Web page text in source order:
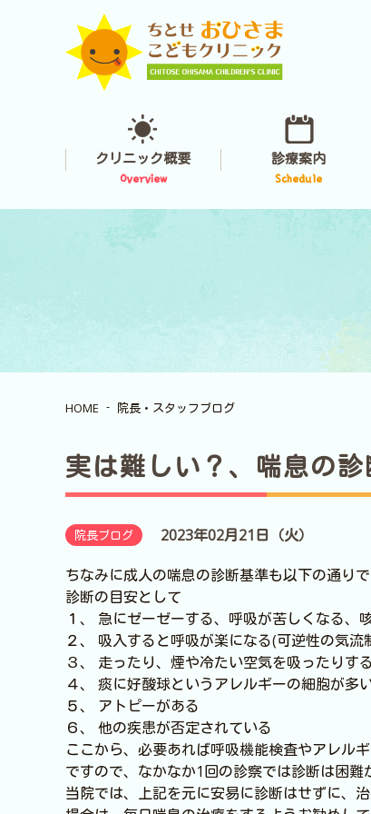
クリニック概要
Overview
診療案内
Schedule
HOME 院長・スタッフブログ
実は難しい？、喘息の
院長ブログ
2023年02月21日（火）
ちなみに成人の喘息の診断基準も以下の通りで
診断の目安として
１、 急にゼーゼーする、呼吸が苦しくなる、
２、 吸入すると呼吸が楽になる(可逆性の気流
３、 走ったり、煙や冷たい空気を吸ったりす
４、 痰に好酸球というアレルギーの細胞が多
５、 アトピーがある
６、 他の疾患が否定されている
ここから、必要あれば呼吸機能検査やアレル
ですので、なかなか1回の診察では診断は困難
当院では、上記を元に安易に診断はせずに、